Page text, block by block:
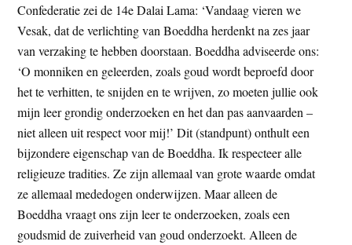
Confederatie zei de 14e Dalai Lama: ‘Vandaag vieren we
Vesak, dat de verlichting van Boeddha herdenkt na zes jaar
van verzaking te hebben doorstaan. Boeddha adviseerde ons:
‘O monniken en geleerden, zoals goud wordt beproefd door
het te verhitten, te snijden en te wrijven, zo moeten jullie ook
mijn leer grondig onderzoeken en het dan pas aanvaarden –
niet alleen uit respect voor mij!’ Dit (standpunt) onthult een
bijzondere eigenschap van de Boeddha. Ik respecteer alle
religieuze tradities. Ze zijn allemaal van grote waarde omdat
ze allemaal mededogen onderwijzen. Maar alleen de
Boeddha vraagt ons zijn leer te onderzoeken, zoals een
goudsmid de zuiverheid van goud onderzoekt. Alleen de